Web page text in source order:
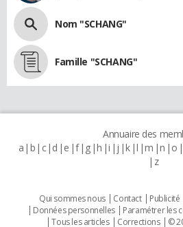
Nom "SCHANG"
Famille "SCHANG"
Annuaire des
a b c d e f g h i j k l m n o
z
Qui sommes nous Contact Publicité
Données personnelles
Paramétrer les
Tous les articles
Corrections ©